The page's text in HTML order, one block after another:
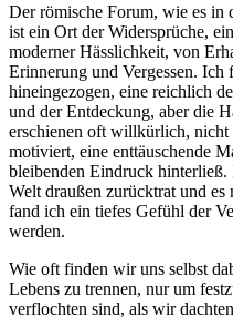
Der römische Forum, wie es in
ist ein Ort der Widersprüche,
moderner Hässlichkeit, von
Erinnerung und Vergessen.
hineingezogen, eine reichlich
und der Entdeckung, aber die
erschienen oft willkürlich,
motiviert, eine enttäuschende
bleibenden Eindruck
Welt draußen zurücktrat und
fand ich ein tiefes Gefühl der
werden.
Wie oft finden wir uns selbst
Lebens zu trennen, nur um
verflochten sind, als wir